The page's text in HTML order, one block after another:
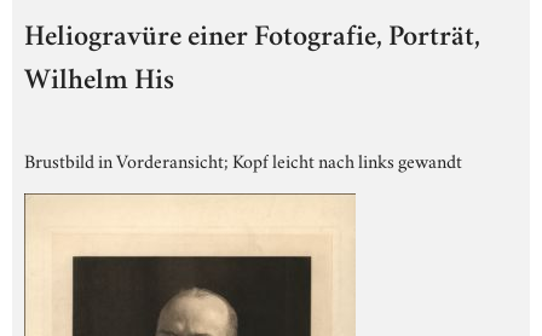
Heliogravüre einer Fotografie, Porträt,
Wilhelm His
Brustbild in Vorderansicht; Kopf leicht nach links gewandt